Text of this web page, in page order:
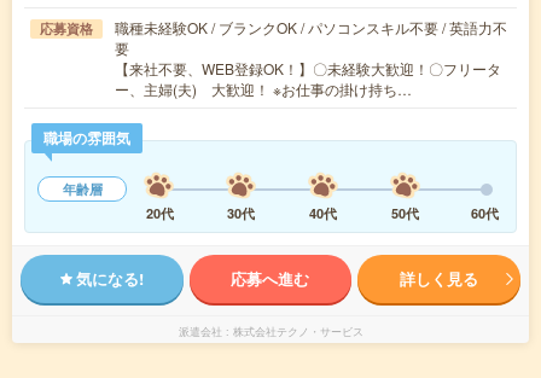
応募資格
職種未経験OK / ブランクOK / パソコンスキル不要 / 英語力不
要
【来社不要、WEB登録OK！】〇未経験大歓迎！〇フリータ
ー、主婦(夫) 大歓迎！ ※お仕事の掛け持ち…
職場の雰囲気
年齢層
20代
30代 40代 50代 60代
気になる! 応募へ進む 詳しく見る
派遣会社 株式会社テクノ・サービス